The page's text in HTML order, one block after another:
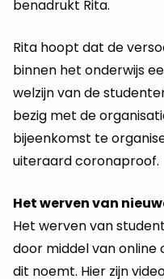
benadrukt Rita.
Rita hoopt dat de
binnen het onderwijs
welzijn van de
bezig met de
bijeenkomst te
uiteraard coronaproof.
Het werven van
Het werven van
door middel van online
dit noemt. Hier zijn